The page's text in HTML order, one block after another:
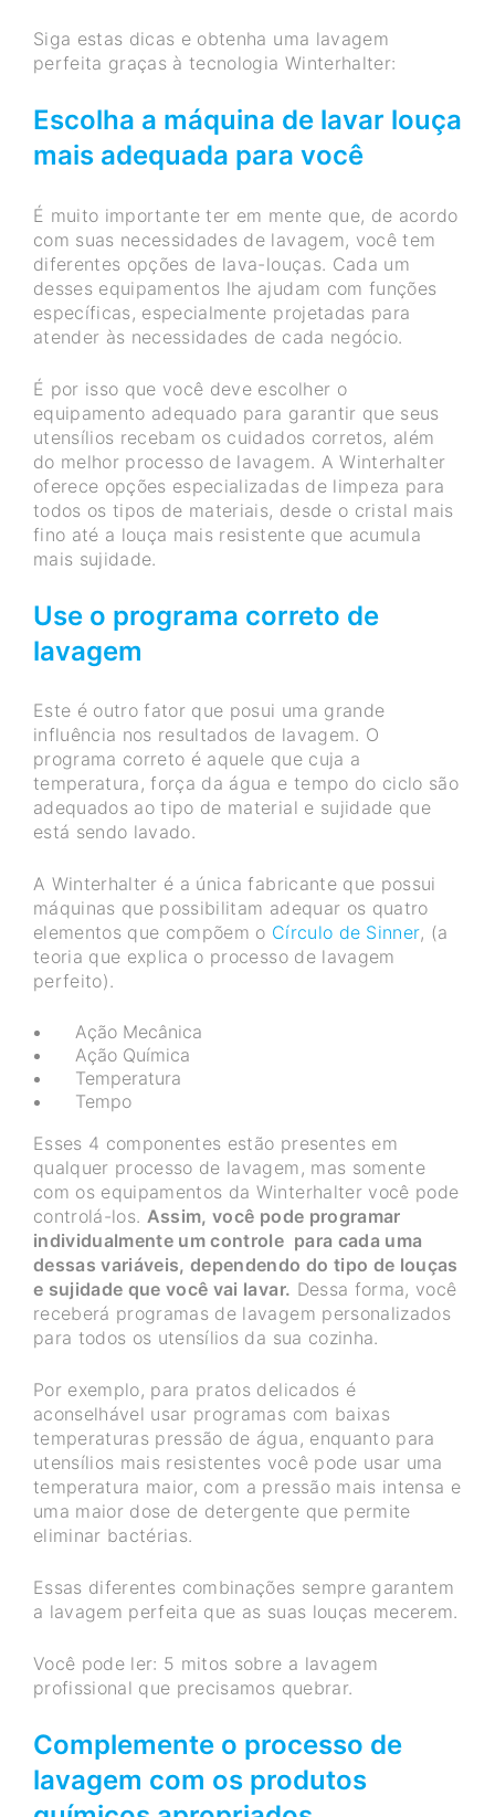
Siga estas dicas e obtenha uma lavagem
perfeita graças à tecnologia Winterhalter:
Escolha a máquina de lavar louça
mais adequada para você
É muito importante ter em mente que, de acordo
com suas necessidades de lavagem, você tem
diferentes opções de lava-louças. Cada um
desses equipamentos lhe ajudam com funções
específicas, especialmente projetadas para
atender às necessidades de cada negócio.
É por isso que você deve escolher o
equipamento adequado para garantir que seus
utensílios recebam os cuidados corretos, além
do melhor processo de lavagem. A Winterhalter
oferece opções especializadas de limpeza para
todos os tipos de materiais, desde o cristal mais
fino até a louça mais resistente que acumula
mais sujidade.
Use o programa correto de
lavagem
Este é outro fator que posui uma grande
influência nos resultados de lavagem. O
programa correto é aquele que cuja a
temperatura, força da água e tempo do ciclo são
adequados ao tipo de material e sujidade que
está sendo lavado.
A Winterhalter é a única fabricante que possui
máquinas que possibilitam adequar os quatro
elementos que compõem o Círculo de Sinner, (a
teoria que explica o processo de lavagem
perfeito).
Ação Mecânica
Ação Química
Temperatura
Tempo
Esses 4 componentes estão presentes em
qualquer processo de lavagem, mas somente
com os equipamentos da Winterhalter você pode
controlá-los. Assim, você pode programar
individualmente um controle para cada uma
dessas variáveis, dependendo do tipo de louças
e sujidade que você vai lavar. Dessa forma, você
receberá programas de lavagem personalizados
para todos os utensílios da sua cozinha.
Por exemplo, para pratos delicados é
aconselhável usar programas com baixas
temperaturas pressão de água, enquanto para
utensílios mais resistentes você pode usar uma
temperatura maior, com a pressão mais intensa e
uma maior dose de detergente que permite
eliminar bactérias.
Essas diferentes combinações sempre garantem
a lavagem perfeita que as suas louças mecerem.
Você pode ler: 5 mitos sobre a lavagem
profissional que precisamos quebrar.
Complemente o processo de
lavagem com os produtos